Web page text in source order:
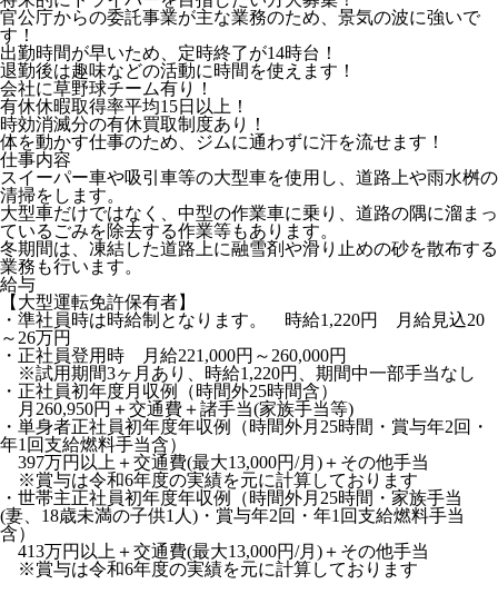
官公庁からの委託事業が主な業務のため、景気の波に強いで
す！
出勤時間が早いため、定時終了が14時台！
退勤後は趣味などの活動に時間を使えます！
会社に草野球チーム有り！
有休休暇取得率平均15日以上！
時効消滅分の有休買取制度あり！
体を動かす仕事のため、ジムに通わずに汗を流せます！
仕事内容
スイーパー車や吸引車等の大型車を使用し、道路上や雨水桝の
清掃をします。
大型車だけではなく、中型の作業車に乗り、道路の隅に溜まっ
ているごみを除去する作業等もあります。
冬期間は、凍結した道路上に融雪剤や滑り止めの砂を散布する
業務も行います。
給与
【大型運転免許保有者】
・準社員時は時給制となります。 時給1,220円 月給見込20
～26万円
・正社員登用時 月給221,000円～260,000円
※試用期間3ヶ月あり、時給1,220円、期間中一部手当なし
・正社員初年度月収例（時間外25時間含）
月260,950円＋交通費＋諸手当(家族手当等)
・単身者正社員初年度年収例（時間外月25時間・賞与年2回・
年1回支給燃料手当含）
397万円以上＋交通費(最大13,000円/月)＋その他手当
※賞与は令和6年度の実績を元に計算しております
・世帯主正社員初年度年収例（時間外月25時間・家族手当
(妻、18歳未満の子供1人)・賞与年2回・年1回支給燃料手当
含）
413万円以上＋交通費(最大13,000円/月)＋その他手当
※賞与は令和6年度の実績を元に計算しております